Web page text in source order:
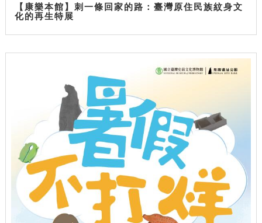
【康樂本館】刺一條回家的路：臺灣原住民族紋身文
化的再生特展